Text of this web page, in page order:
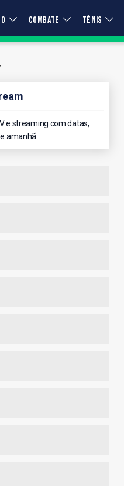
COMBATE TÊNIS
e streaming com datas,
amanhã.